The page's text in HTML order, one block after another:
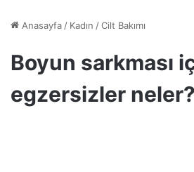
Anasayfa/ Kadın /Cilt Bakımı
Boyun sarkması
egzersizler neler?